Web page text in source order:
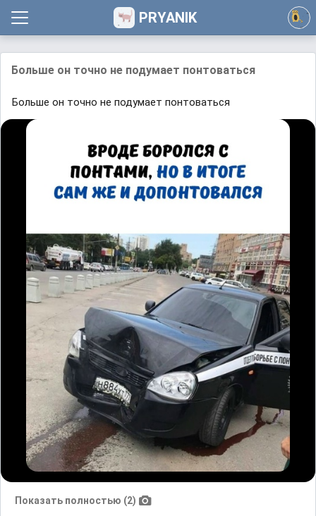
PRYANIK
Больше он точно не подумает понтоваться
Больше он точно не подумает понтоваться
Показать полностью (2)